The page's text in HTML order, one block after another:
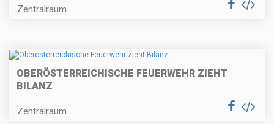
Zentralraum
OBERÖSTERREICHISCHE FEUERWEHR ZIEHT
BILANZ
Zentralraum